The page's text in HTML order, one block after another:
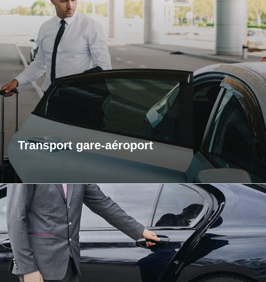
Transport gare-aéroport
Transports gare-aéroport
Pour vos départs comme pour vos retours, profitez d’un
service de transport fiable et ponctuel vers les gares et
aéroports. Je m’assure que vous arriviez à l’heure, sans
contrainte et dans un confort optimal. Que vous voyagiez
pour affaires ou pour le plaisir, laissez-moi gérer votre trajet
afin que vous puissiez vous concentrer sur l’essentiel : votre
voyage.
Transports inter-région